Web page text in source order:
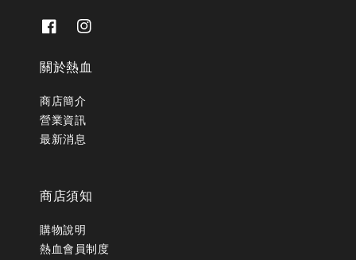
關於熱血
商店簡介
營業資訊
最新消息
商店須知
購物說明
熱血會員制度